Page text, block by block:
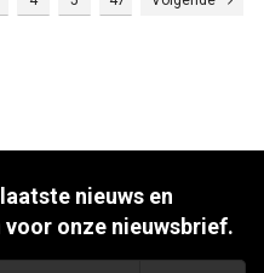
nieuws en
onze nieuwsbrief.